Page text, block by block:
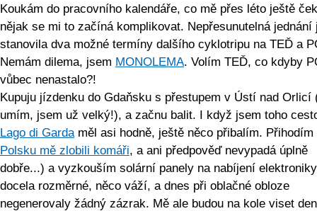
Koukám do pracovního kalendáře, co mě přes léto ještě
nějak se mi to začíná komplikovat. Nepřesunutelná jednání
stanovila dva možné termíny dalšího cyklotripu na TEĎ a
Nemám dilema, jsem MONOLEMA. Volím TEĎ, co kdyby
vůbec nenastalo?!
Kupuju jízdenku do Gdaňsku s přestupem v Ústí nad Orlicí
umím, jsem už velký!), a začnu balit. I když jsem toho
Lago di Gardaměl asi hodně, ještě něco přibalím. Přihodím
Polsku mě zlobili komáři, a ani předpověď nevypadá úplně
dobře...) a vyzkouším solární panely na nabíjení
docela rozměrné, něco váží, a dnes při oblačné obloze
negenerovaly žádný zázrak. Mě ale budou na kole viset